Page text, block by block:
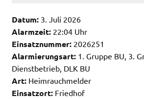
Datum: 3. Juli 2026
Alarmzeit: 22:04 Uhr
Einsatznummer: 2026251
Alarmierungsart: 1. Gruppe BU, 3.
Dienstbetrieb, DLK BU
Art: Heimrauchmelder
Einsatzort: Friedhof